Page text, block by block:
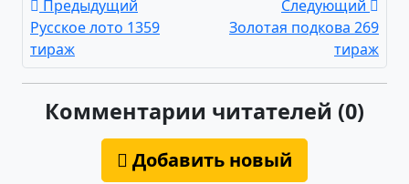
Предыдущий
Русское лото 1359
тираж
Следующий
Золотая подкова 269
тираж
Комментарии читателей (0)
Добавить новый